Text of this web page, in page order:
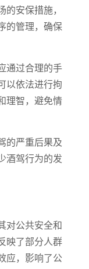
安保措施，
的管理，确保
通过合理的手
以依法进行拘
理智，避免情
的严重后果及
酒驾行为的发
对公共安全和
映了部分人群
应，影响了公